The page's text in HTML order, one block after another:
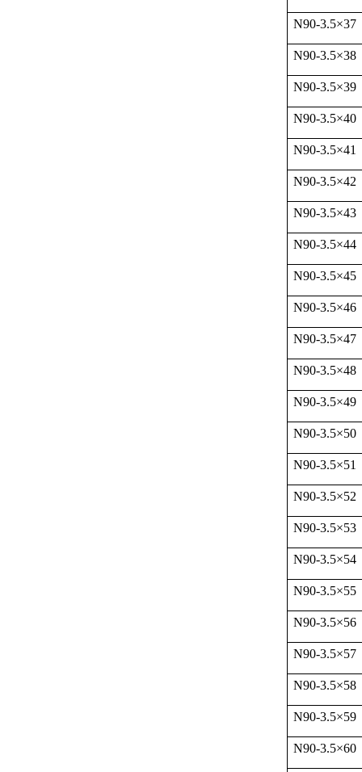
N90-3.5×37
N90-3.5×38
N90-3.5×39
N90-3.5×40
N90-3.5×41
N90-3.5×42
N90-3.5×43
N90-3.5×44
N90-3.5×45
N90-3.5×46
N90-3.5×47
N90-3.5×48
N90-3.5×49
N90-3.5×50
N90-3.5×51
N90-3.5×52
N90-3.5×53
N90-3.5×54
N90-3.5×55
N90-3.5×56
N90-3.5×57
N90-3.5×58
N90-3.5×59
N90-3.5×60